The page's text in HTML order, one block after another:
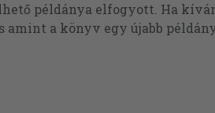
példánya elfogyott. Ha
amint a könyv egy újabb